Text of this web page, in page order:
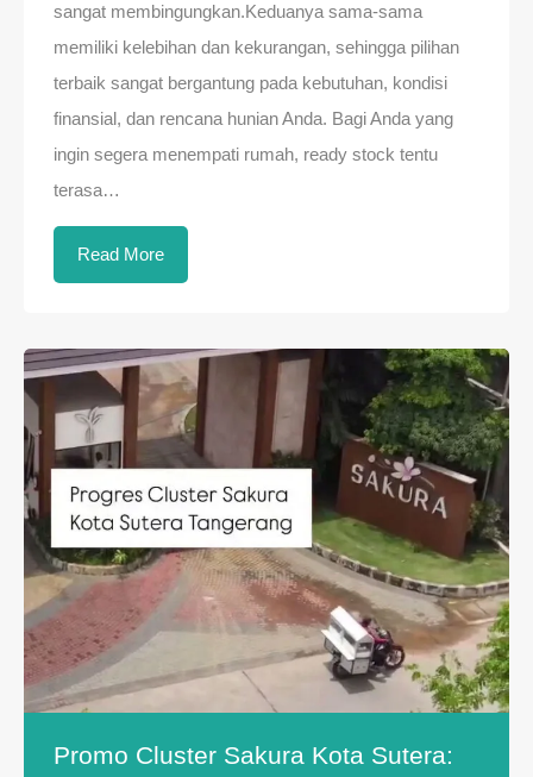
sangat membingungkan.Keduanya sama-sama
memiliki kelebihan dan kekurangan, sehingga pilihan
terbaik sangat bergantung pada kebutuhan, kondisi
finansial, dan rencana hunian Anda. Bagi Anda yang
ingin segera menempati rumah, ready stock tentu
terasa…
Read More
Promo Cluster Sakura Kota Sutera: